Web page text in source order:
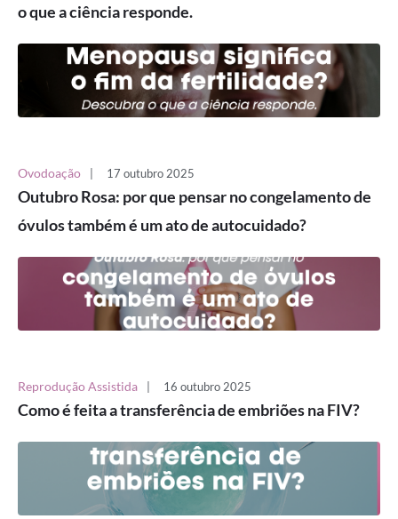
o que a ciência responde.
Ovodoação | 17 outubro 2025
Outubro Rosa: por que pensar no congelamento de
óvulos também é um ato de autocuidado?
Reprodução Assistida | 16 outubro 2025
Como é feita a transferência de embriões na FIV?